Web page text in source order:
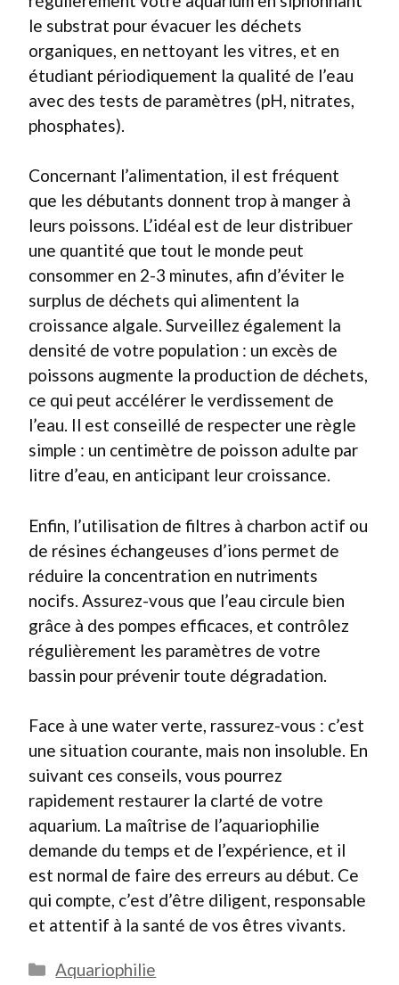
le substrat pour évacuer les déchets
organiques, en nettoyant les vitres, et en
étudiant périodiquement la qualité de l’eau
avec des tests de paramètres (pH, nitrates,
phosphates).
Concernant l’alimentation, il est fréquent
que les débutants donnent trop à manger à
leurs poissons. L’idéal est de leur distribuer
une quantité que tout le monde peut
consommer en 2-3 minutes, afin d’éviter le
surplus de déchets qui alimentent la
croissance algale. Surveillez également la
densité de votre population : un excès de
poissons augmente la production de déchets,
ce qui peut accélérer le verdissement de
l’eau. Il est conseillé de respecter une règle
simple : un centimètre de poisson adulte par
litre d’eau, en anticipant leur croissance.
Enfin, l’utilisation de filtres à charbon actif ou
de résines échangeuses d’ions permet de
réduire la concentration en nutriments
nocifs. Assurez-vous que l’eau circule bien
grâce à des pompes efficaces, et contrôlez
régulièrement les paramètres de votre
bassin pour prévenir toute dégradation.
Face à une water verte, rassurez-vous : c’est
une situation courante, mais non insoluble. En
suivant ces conseils, vous pourrez
rapidement restaurer la clarté de votre
aquarium. La maîtrise de l’aquariophilie
demande du temps et de l’expérience, et il
est normal de faire des erreurs au début. Ce
qui compte, c’est d’être diligent, responsable
et attentif à la santé de vos êtres vivants.
Catégories
Aquariophilie